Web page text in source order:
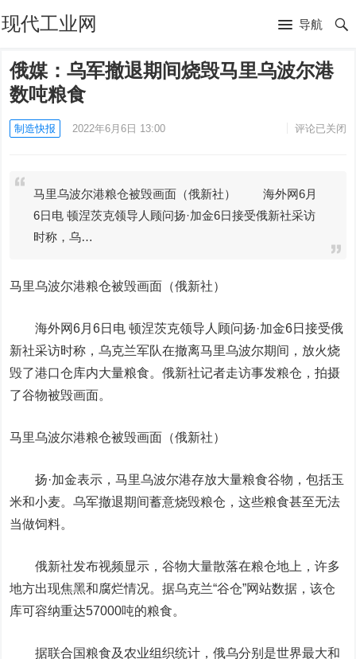
现代工业网 导航
俄媒：乌军撤退期间烧毁马里乌波尔港
数吨粮食
制造快报 2022年6月6日 13:00 评论已关闭
马里乌波尔港粮仓被毁画面（俄新社） 海外网6月
6日电 顿涅茨克领导人顾问扬·加金6日接受俄新社采访
时称，乌…
马里乌波尔港粮仓被毁画面（俄新社）
海外网6月6日电 顿涅茨克领导人顾问扬·加金6日接受俄
新社采访时称，乌克兰军队在撤离马里乌波尔期间，放火烧
毁了港口仓库内大量粮食。俄新社记者走访事发粮仓，拍摄
了谷物被毁画面。
马里乌波尔港粮仓被毁画面（俄新社）
扬·加金表示，马里乌波尔港存放大量粮食谷物，包括玉
米和小麦。乌军撤退期间蓄意烧毁粮仓，这些粮食甚至无法
当做饲料。
俄新社发布视频显示，谷物大量散落在粮仓地上，许多
地方出现焦黑和腐烂情况。据乌克兰“谷仓”网站数据，该仓
库可容纳重达57000吨的粮食。
据联合国粮食及农业组织统计，俄乌分别是世界最大和